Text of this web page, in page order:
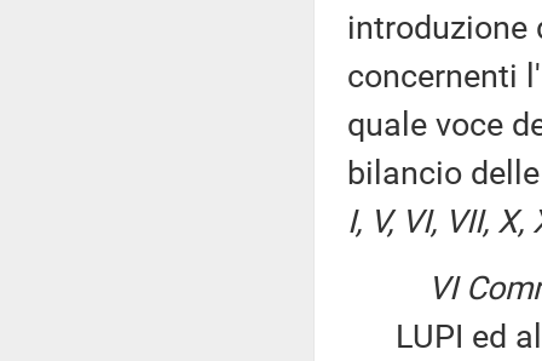
introduzione
concernenti
quale voce
bilancio
I, V, VI, VII, X,
VI
LUPI ed